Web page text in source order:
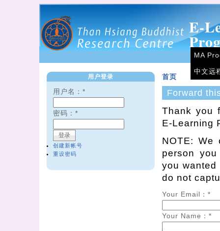
E-
MA
中文远
用户登录
用户名：*
密码：*
创建新帐号
重设密码
首页
Forward
Thank you
E-Learning
NOTE: We
person
you
do not
Your Email：*
Your Name：*